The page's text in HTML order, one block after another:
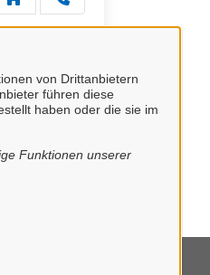
von Drittanbietern
führen diese
haben oder die sie im
Funktionen unserer